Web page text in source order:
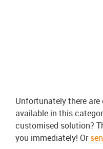
Unfortunately there
available in this
customised solution?
you immediately! Or